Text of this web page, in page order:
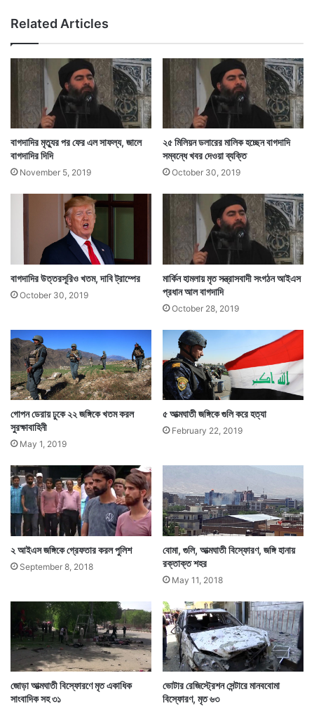
চ
নে
সং
৮
,
ভো
ট
৬
.
৫
শ
Related Articles
বাগদাদির মৃত্যুর পর ফের এল সাফল্য, জালে
বাগদাদির দিদি
November 5, 2019
২৫ মিলিয়ন ডলারের মালিক হচ্ছেন বাগদাদি
সম্বন্ধে খবর দেওয়া ব্যক্তি
October 30, 2019
বাগদাদির উত্তরসূরিও খতম, দাবি ট্রাম্পের
October 30, 2019
মার্কিন হামলায় মৃত সন্ত্রাসবাদী সংগঠন আইএস
প্রধান আল বাগদাদি
October 28, 2019
গোপন ডেরায় ঢুকে ২২ জঙ্গিকে খতম করল
সুরক্ষাবাহিনী
May 1, 2019
৫ আত্মঘাতী জঙ্গিকে গুলি করে হত্যা
February 22, 2019
২ আইএস জঙ্গিকে গ্রেফতার করল পুলিশ
September 8, 2018
বোমা, গুলি, আত্মঘাতী বিস্ফোরণ, জঙ্গি হানায়
রক্তাক্ত শহর
May 11, 2018
জোড়া আত্মঘাতী বিস্ফোরণে মৃত একাধিক
সাংবাদিক সহ ৩১
ভোটার রেজিস্ট্রেশন সেন্টারে মানববোমা
বিস্ফোরণ, মৃত ৬৩